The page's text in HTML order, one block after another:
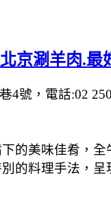
京涮羊肉.
4號，電話:02
的美味佳肴，
的料理手法，